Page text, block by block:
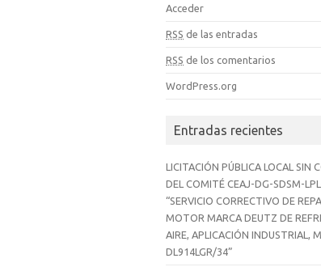
Acceder
RSS de las entradas
RSS de los comentarios
WordPress.org
Entradas recientes
LICITACIÓN PÚBLICA LOCAL SIN
DEL COMITÉ CEAJ-DG-SDSM-
“SERVICIO CORRECTIVO DE
MOTOR MARCA DEUTZ DE
AIRE, APLICACIÓN INDUSTRIAL,
DL914LGR/34”